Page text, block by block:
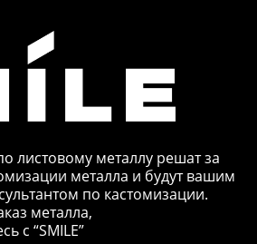
листовому металлу решат за
металла и будут вашим
по кастомизации.
металла,
с “SMILE”